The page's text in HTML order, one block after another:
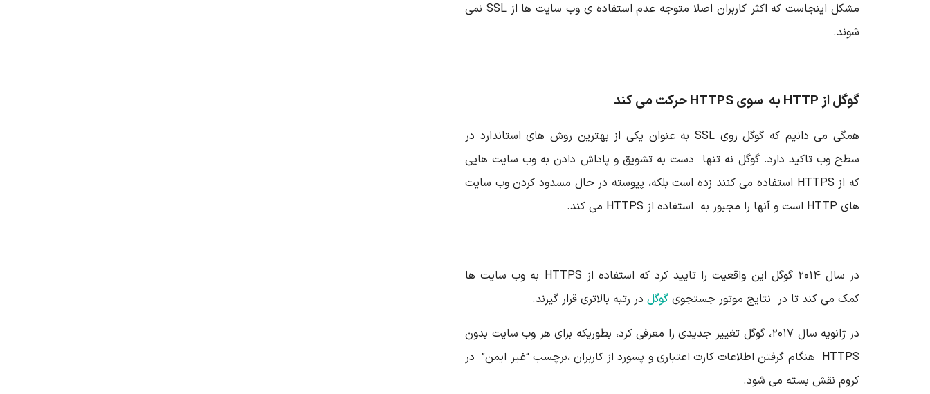
مشکل اینجاست که اکثر کاربران اصلا متوجه عدم استفاده ی وب سایت ها از SSL نمی
شوند.
گوگل ازHTTP به سوی HTTPS حرکت می کند
همگی می دانیم که گوگل روی SSL به عنوان یکی از بهترین روش های استاندارد در
سطح وب تاکید دارد. گوگل نه تنها دست به تشویق و پاداش دادن به وب سایت هایی
که از HTTPS استفاده می کنند زده است بلکه، پیوسته در حال مسدود کردن وب سایت
های HTTP است و آنها را مجبور به استفاده از HTTPS می کند.
در سال ۲۰۱۴ گوگل این واقعیت را تایید کرد که استفاده از HTTPS به وب سایت ها
کمک می کند تا در نتایج موتور جستجوی گوگل در رتبه بالاتری قرار گیرند.
در ژانویه سال ۲۰۱۷، گوگل تغییر جدیدی را معرفی کرد، بطوریکه برای هر وب سایت بدون
HTTPS هنگام گرفتن اطلاعات کارت اعتباری و پسورد از کاربران ،برچسب “غیر ایمن” در
کروم نقش بسته می شود.